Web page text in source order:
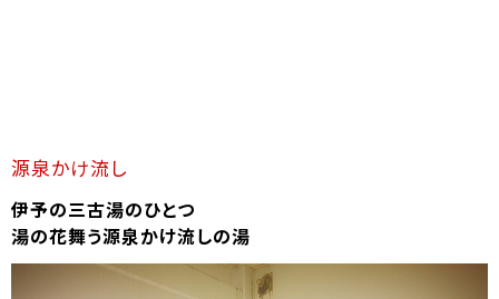
源泉かけ流し
伊予の三古湯のひとつ
湯の花舞う源泉かけ流しの湯